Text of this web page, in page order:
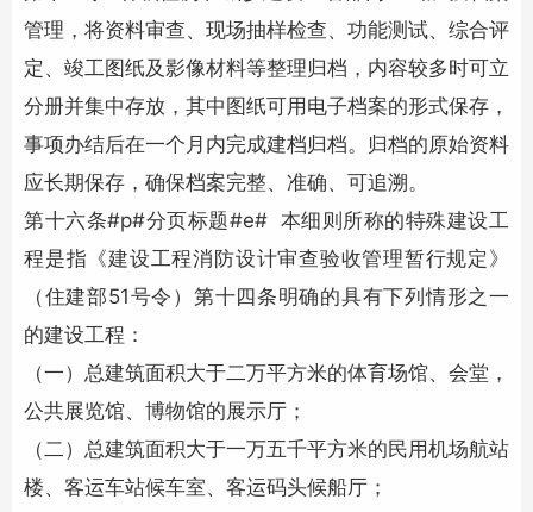
管理，将资料审查、现场抽样检查、功能测试、综合评
定、竣工图纸及影像材料等整理归档，内容较多时可立
分册并集中存放，其中图纸可用电子档案的形式保存，
事项办结后在一个月内完成建档归档。归档的原始资料
应长期保存，确保档案完整、准确、可追溯。
第十六条#p#分页标题#e# 本细则所称的特殊建设工
程是指《建设工程消防设计审查验收管理暂行规定》
（住建部51号令）第十四条明确的具有下列情形之一
的建设工程：
（一）总建筑面积大于二万平方米的体育场馆、会堂，
公共展览馆、博物馆的展示厅；
（二）总建筑面积大于一万五千平方米的民用机场航站
楼、客运车站候车室、客运码头候船厅；